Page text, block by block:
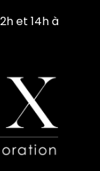
et 14h à